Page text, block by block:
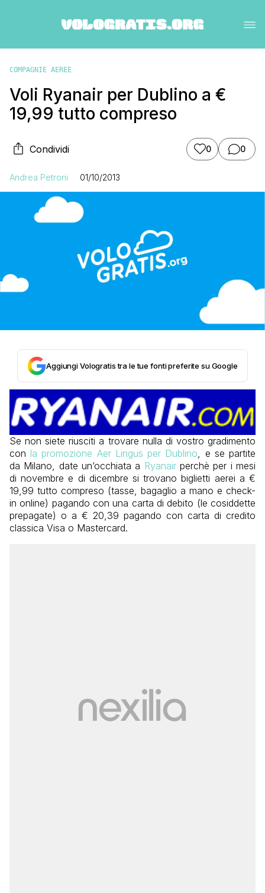
COMPAGNIE AEREE
Voli Ryanair per Dublino a €
19,99 tutto compreso
Condividi 0 0
Andrea Petroni 01/10/2013
Aggiungi Vologratis tra le tue fonti preferite su Google
Se non siete riusciti a trovare nulla di vostro gradimento
con la promozione Aer Lingus per Dublino , e se partite
da Milano, date un’occhiata a Ryanairperchè per i mesi
di novembre e di dicembre si trovano biglietti aerei a €
19,99 tutto compreso (tasse, bagaglio a mano e check-
in online) pagando con una carta di debito (le cosiddette
prepagate) o a € 20,39 pagando con carta di credito
classica Visa o Mastercard.